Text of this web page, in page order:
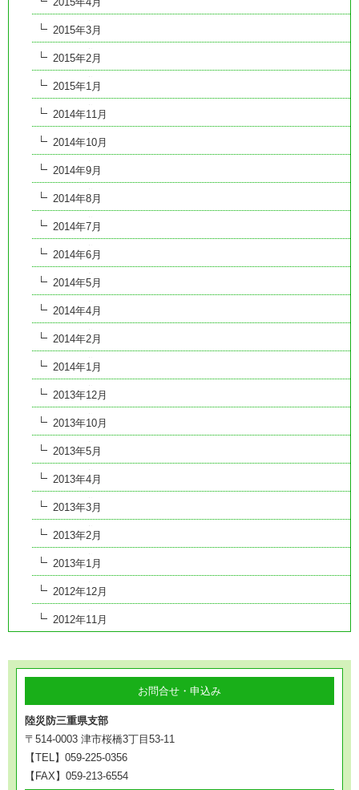
2015年3月
2015年2月
2015年1月
2014年11月
2014年10月
2014年9月
2014年8月
2014年7月
2014年6月
2014年5月
2014年4月
2014年2月
2014年1月
2013年12月
2013年10月
2013年5月
2013年4月
2013年3月
2013年2月
2013年1月
2012年12月
2012年11月
お問合せ・申込み
陸災防三重県支部
〒514-0003 津市桜橋3丁目53-11
【TEL】059-225-0356
【FAX】059-213-6554